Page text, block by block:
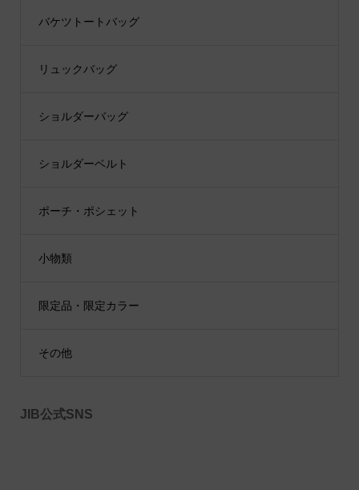
バケツトートバッグ
リュックバッグ
ショルダーバッグ
ショルダーベルト
ポーチ・ポシェット
小物類
限定品・限定カラー
その他
JIB公式SNS